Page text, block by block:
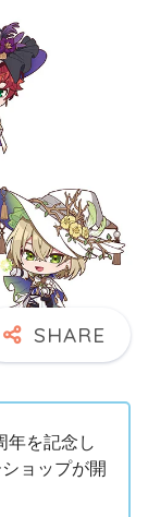
年を記念し
ョップが開